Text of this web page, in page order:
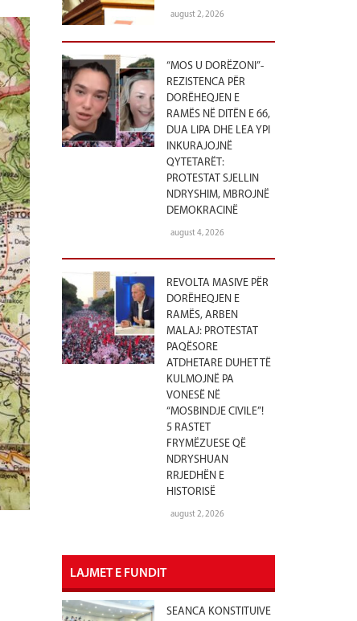
august 2, 2026
“MOS U DORËZONI”-
REZISTENCA PËR
DORËHEQJEN E
RAMËS NË DITËN E 66,
DUA LIPA DHE LEA YPI
INKURAJOJNË
QYTETARËT:
PROTESTAT SJELLIN
NDRYSHIM, MBROJNË
DEMOKRACINË
august 4, 2026
REVOLTA MASIVE PËR
DORËHEQJEN E
RAMËS, ARBEN
MALAJ: PROTESTAT
PAQËSORE
ATDHETARE DUHET TË
KULMOJNË PA
VONESË NË
“MOSBINDJE CIVILE”!
5 RASTET
FRYMËZUESE QË
NDRYSHUAN
RRJEDHËN E
HISTORISË
august 2, 2026
LAJMET E FUNDIT
SEANCA KONSTITUIVE